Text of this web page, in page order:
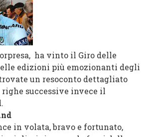
ha vinto il Giro delle
edizioni più emozionanti degli
un resoconto dettagliato
righe successive invece il
in volata, bravo e fortunato,